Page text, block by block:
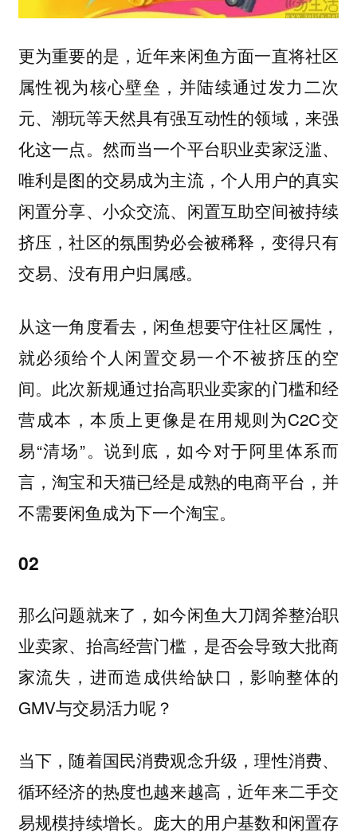
更为重要的是，近年来闲鱼方面一直将社区
属性视为核心壁垒，并陆续通过发力二次
元、潮玩等天然具有强互动性的领域，来强
化这一点。然而当一个平台职业卖家泛滥、
唯利是图的交易成为主流，个人用户的真实
闲置分享、小众交流、闲置互助空间被持续
挤压，社区的氛围势必会被稀释，变得只有
交易、没有用户归属感。
从这一角度看去，闲鱼想要守住社区属性，
就必须给个人闲置交易一个不被挤压的空
间。此次新规通过抬高职业卖家的门槛和经
营成本，本质上更像是在用规则为C2C交
易“清场”。说到底，如今对于阿里体系而
言，淘宝和天猫已经是成熟的电商平台，并
不需要闲鱼成为下一个淘宝。
02
那么问题就来了，如今闲鱼大刀阔斧整治职
业卖家、抬高经营门槛，是否会导致大批商
家流失，进而造成供给缺口，影响整体的
GMV与交易活力呢？
当下，随着国民消费观念升级，理性消费、
循环经济的热度也越来越高，近年来二手交
易规模持续增长。庞大的用户基数和闲置存